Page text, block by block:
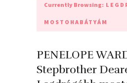
Currently Browsing:
MOSTOHABÁTYÁM
PENELOPE
Stepbrother